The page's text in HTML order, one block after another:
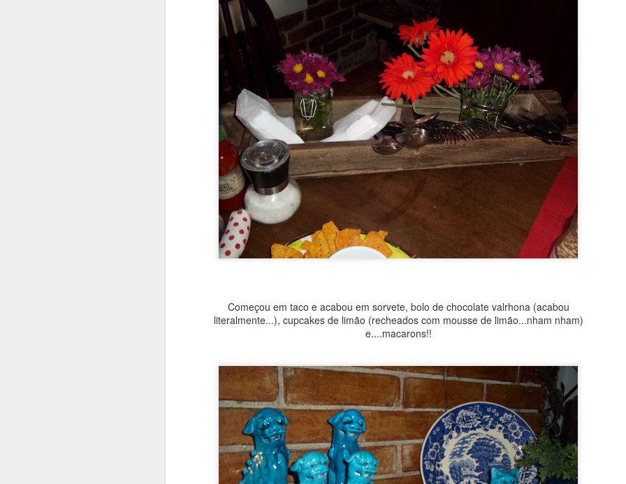
Começou em taco e acabou em sorvete, bolo de chocolate valrhona (acabou
literalmente...), cupcakes de limão (recheados com mousse de limão...nham nham)
e....macarons!!
já virou tradição. Aí que aniversário tem que ter bolo, não é mesmo? É, sim!! Eu queria um
bem distante do chocolate/café do tiramissu. Pensei em fazer um bolo de frutas,
congeladas e pronto! Estava decidido! O resultado agradou muito! Olha só como eu fiz:
1)BOLO
INGREDIENTES
4 ovos